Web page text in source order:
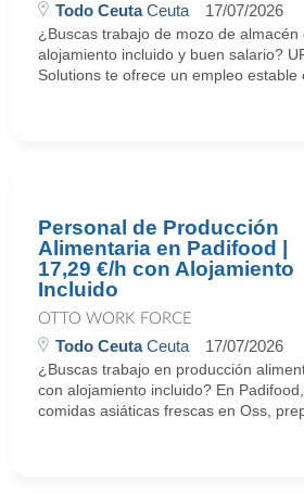
Todo CeutaCeuta 17/07/2026
¿Buscas trabajo de mozo de almacén
alojamiento incluido y buen salario?
Solutions te ofrece un empleo estable
Personal de Producción
Alimentaria en Padifood |
17,29 €/h con Alojamiento
Incluido
OTTO WORK FORCE
Todo CeutaCeuta 17/07/2026
¿Buscas trabajo en producción
con alojamiento incluido? En
comidas asiáticas frescas en Oss,